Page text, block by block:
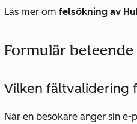
Läs mer om felsökning av
Formulär beteende
Vilken fältvalidering
När en besökare anger sin